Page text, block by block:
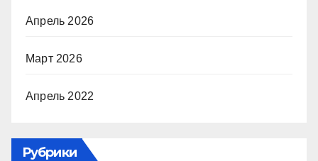
Апрель 2026
Март 2026
Апрель 2022
Рубрики